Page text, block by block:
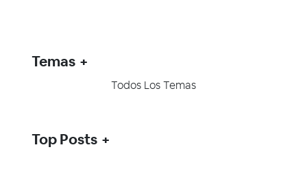
Temas
Todos Los Temas
Top Posts